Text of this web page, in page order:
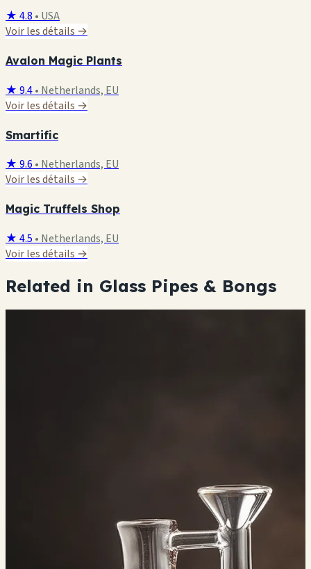
★ 4.8 • USA
Voir les détails →
Avalon Magic Plants
★ 9.4• Netherlands, EU
Voir les détails →
Smartific
★ 9.6 • Netherlands, EU
Voir les détails →
Magic Truffels Shop
★ 4.5 • Netherlands, EU
Voir les détails →
Related in Glass Pipes & Bongs